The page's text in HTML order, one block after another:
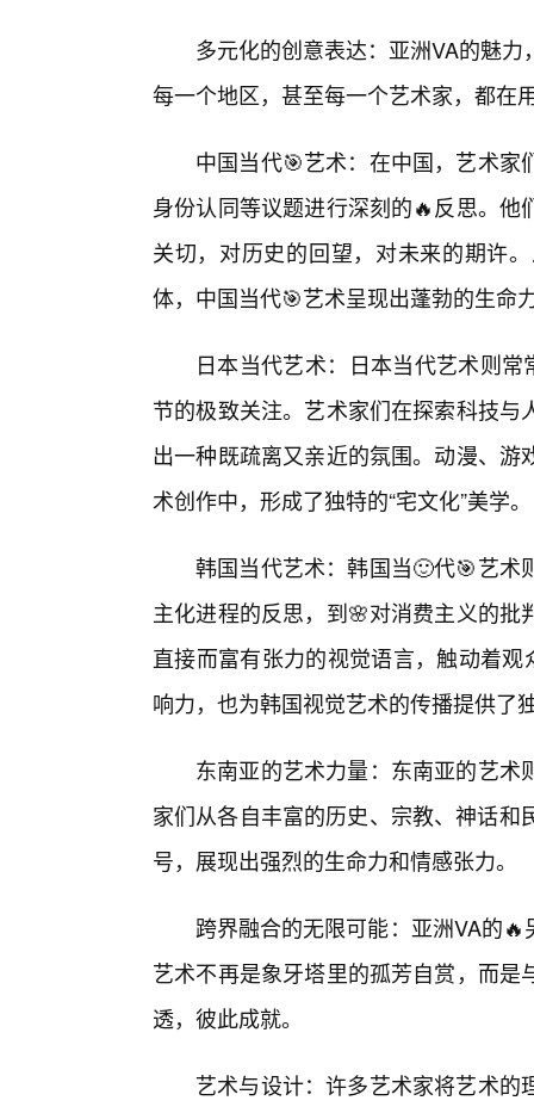
多元化的创意表达：亚洲VA的魅
每一个地区，甚至每一个艺术家，都在
中国当代🎯艺术：在中国，艺术
身份认同等议题进行深刻的🔥反思。
关切，对历史的回望，对未来的期许
体，中国当代🎯艺术呈现出蓬勃的生命
日本当代艺术：日本当代艺术则
节的极致关注。艺术家们在探索科技
出一种既疏离又亲近的氛围。动漫、
术创作中，形成了独特的“宅文化”美学。
韩国当代艺术：韩国当🙂代🎯艺术
主化进程的反思，到🌸对消费主义的
直接而富有张力的视觉语言，触动着
响力，也为韩国视觉艺术的传播提供了
东南亚的艺术力量：东南亚的艺
家们从各自丰富的历史、宗教、神话
号，展现出强烈的生命力和情感张力。
跨界融合的无限可能：亚洲VA的
艺术不再是象牙塔里的孤芳自赏，而
透，彼此成就。
艺术与设计：许多艺术家将艺术